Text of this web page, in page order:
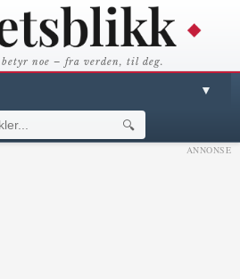
betyr noe – fra verden, til deg.
▼
🔍
ANNONSE